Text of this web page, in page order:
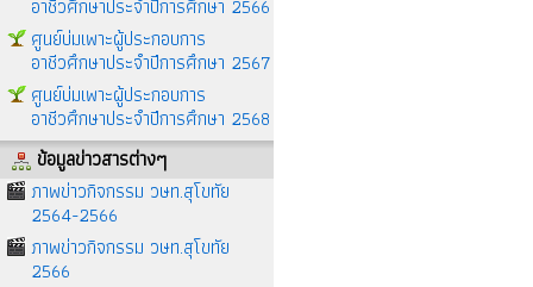
อาชีวศึกษาประจำปีการศึกษา 2566
ศูนย์บ่มเพาะผู้ประกอบการ
อาชีวศึกษาประจำปีการศึกษา 2567
ศูนย์บ่มเพาะผู้ประกอบการ
อาชีวศึกษาประจำปีการศึกษา 2568
ข้อมูลข่าวสารต่างๆ
ภาพข่าวกิจกรรม วษท.สุโขทัย
2564-2566
ภาพข่าวกิจกรรม วษท.สุโขทัย
2566